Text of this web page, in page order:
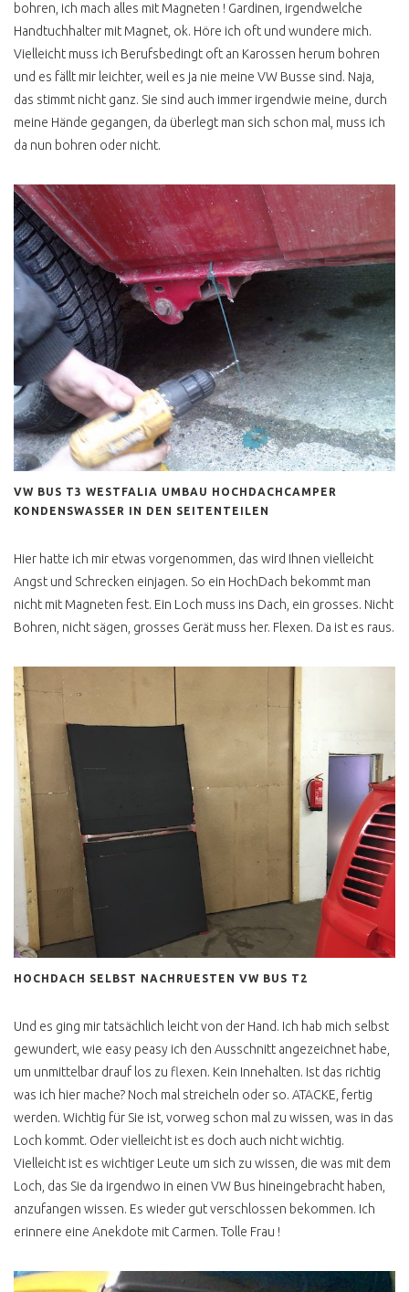
T2 3 PUNKTGURTE
HINTEN NACHRÜSTEN
T2 HOCHDACH
FLUGZEUGMOTOR IM VW
BUS T2
T2 ROST DEFINITION
T2 LACKIEREN
T2 KEINE
RESTAURIERUNG
T2 KONSERVIEREN MIT
MIKE SANDERS
T2 ROSTKUR NOCH GUT
ERHALTEN
BUSCHECKER
PROBEFAHRT T2
VW BUS T3
T3 KAUFBERATUNG BIS
1986
T3 KAUFBERATUNG AB
T3 PORSCHE BUS B32
T3 SYNCRO 16 ZOLL
T3 FALTDACHCAMPER
JOKER
DOPPELKABINE PRITSCHE
DEHLER
FAKE WESTI T3
BLUE STAR
LAST LIMITED EDITION
T3 K800 SPAR TARIF
POSTBUS
T3 HYPE HÖCHSTPREISE
T3 DIESEL ODER
BENZINER KAUFEN ?
T3 DIESEL KAUFEN ?
GEKUEHLT ?
bohren, ich mach alles mit Magneten ! Gardinen, irgendwelche
Handtuchhalter mit Magnet, ok. Höre ich oft und wundere mich.
Vielleicht muss ich Berufsbedingt oft an Karossen herum bohren
und es fällt mir leichter, weil es ja nie meine VW Busse sind. Naja,
das stimmt nicht ganz. Sie sind auch immer irgendwie meine, durch
meine Hände gegangen, da überlegt man sich schon mal, muss ich
da nun bohren oder nicht.
VW BUS T3 WESTFALIA UMBAU HOCHDACHCAMPER
KONDENSWASSER IN DEN SEITENTEILEN
Hier hatte ich mir etwas vorgenommen, das wird Ihnen vielleicht
Angst und Schrecken einjagen. So ein HochDach bekommt man
nicht mit Magneten fest. Ein Loch muss ins Dach, ein grosses. Nicht
Bohren, nicht sägen, grosses Gerät muss her. Flexen. Da ist es raus.
HOCHDACH SELBST NACHRUESTEN VW BUS T2
Und es ging mir tatsächlich leicht von der Hand. Ich hab mich selbst
gewundert, wie easy peasy ich den Ausschnitt angezeichnet habe,
um unmittelbar drauf los zu flexen. Kein Innehalten. Ist das richtig
was ich hier mache? Noch mal streicheln oder so. ATACKE, fertig
werden. Wichtig für Sie ist, vorweg schon mal zu wissen, was in das
Loch kommt. Oder vielleicht ist es doch auch nicht wichtig.
Vielleicht ist es wichtiger Leute um sich zu wissen, die was mit dem
Loch, das Sie da irgendwo in einen VW Bus hineingebracht haben,
anzufangen wissen. Es wieder gut verschlossen bekommen. Ich
erinnere eine Anekdote mit Carmen. Tolle Frau !